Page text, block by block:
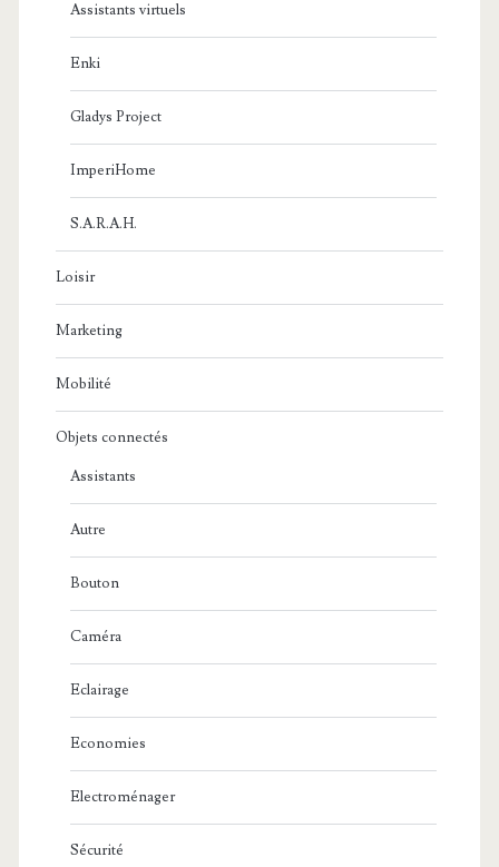
Assistants virtuels
Enki
Gladys Project
ImperiHome
S.A.R.A.H.
Loisir
Marketing
Mobilité
Objets connectés
Assistants
Autre
Bouton
Caméra
Eclairage
Economies
Electroménager
Sécurité